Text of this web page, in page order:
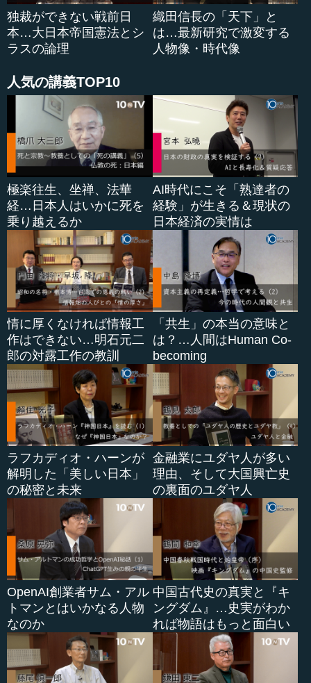
使い、南朝は...
独裁ができない戦前日
本…大日本帝国憲法とシ
ラスの論理
織田信長の「天下」と
は…最新研究で激変する
人物像・時代像
人気の講義TOP10
極楽往生、坐禅、法華
経…日本人はいかに死を
乗り越えるか
AI時代にこそ「熟達者の
経験」が生きる＆現状の
日本経済の実情は
情に厚くなければ情報工
作はできない…明石元二
郎の対露工作の教訓
「共生」の本当の意味と
は？…人間はHuman Co-
becoming
ラフカディオ・ハーンが
解明した「美しい日本」
の秘密と未来
金融業にユダヤ人が多い
理由、そして大国興亡史
の裏面のユダヤ人
OpenAI創業者サム・アル
トマンとはいかなる人物
なのか
中国古代史の真実と『キ
ングダム』…史実がわか
れば物語はもっと面白い